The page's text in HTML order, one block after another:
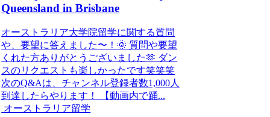
Queensland in Brisbane
オーストラリア大学院留学に関する質問
や、要望に答えました〜！🌞 質問や要望
くれた方ありがとうございました🫶 ダン
スのリクエストも楽しかったです笑笑笑
次のQ&Aは、チャンネル登録者数1,000人
到達したらやります！ 【動画内で踊...
オーストラリア留学